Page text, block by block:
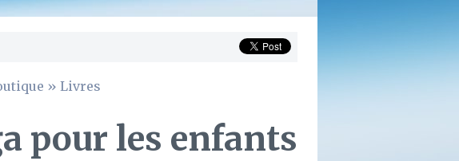
» Livres
pour les enfants